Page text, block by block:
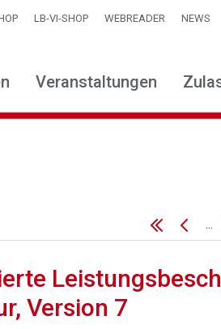
LB-VI-SHOP WEBREADER NEWS
Veranstaltungen
...
Version 7